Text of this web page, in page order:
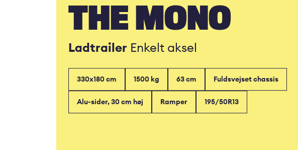
THE MONO
LadtrailerEnkelt aksel
330x180 cm 1500 kg 63 cm Fuldsvejset chassis
Alu-sider, 30 cm høj Ramper 195/50R13